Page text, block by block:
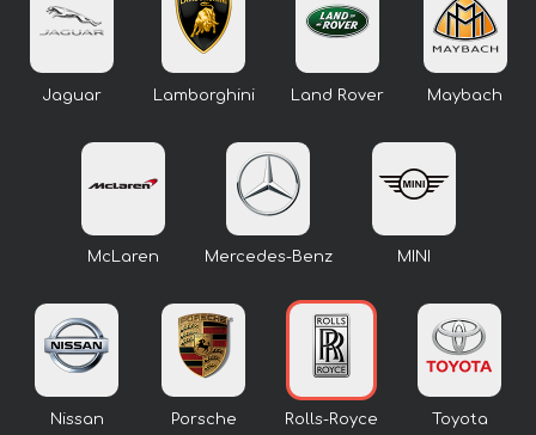
Jaguar Lamborghini Land Rover Maybach
McLaren Mercedes-Benz MINI
Nissan Porsche Rolls-Royce Toyota